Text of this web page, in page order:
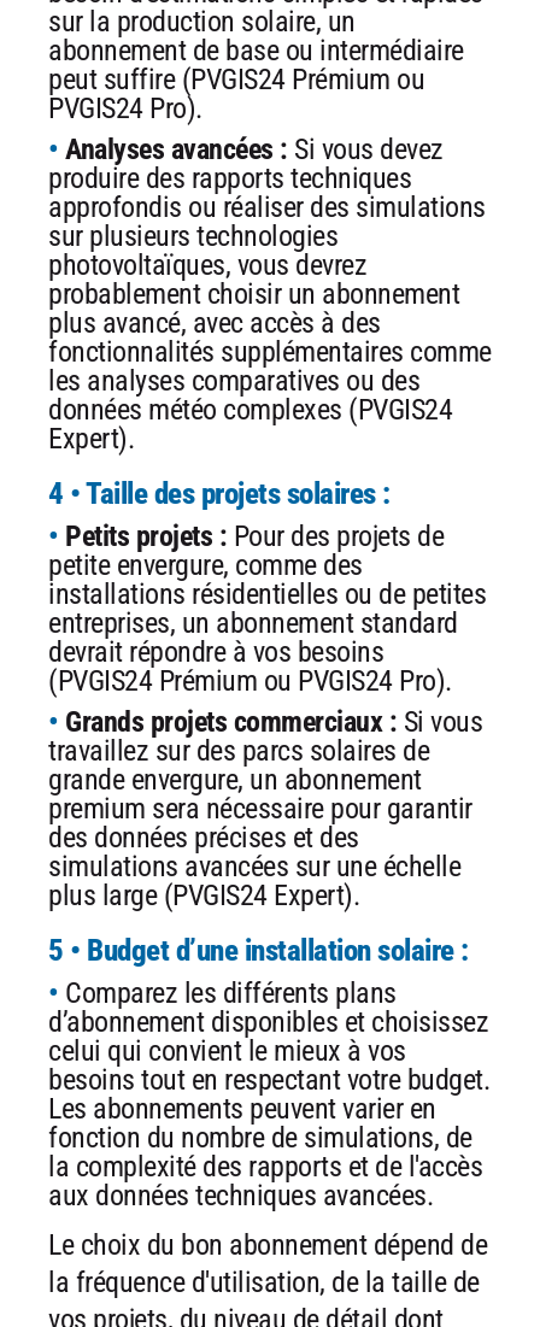
sur la production solaire, un
abonnement de base ou intermédiaire
peut suffire (PVGIS24 Prémium ou
PVGIS24 Pro).
Analyses avancées : Si vous devez
produire des rapports techniques
approfondis ou réaliser des simulations
sur plusieurs technologies
photovoltaïques, vous devrez
probablement choisir un abonnement
plus avancé, avec accès à des
fonctionnalités supplémentaires comme
les analyses comparatives ou des
données météo complexes (PVGIS24
Expert).
4 • Taille des projets solaires :
Petits projets : Pour des projets de
petite envergure, comme des
installations résidentielles ou de petites
entreprises, un abonnement standard
devrait répondre à vos besoins
(PVGIS24 Prémium ou PVGIS24 Pro).
Grands projets commerciaux : Si vous
travaillez sur des parcs solaires de
grande envergure, un abonnement
premium sera nécessaire pour garantir
des données précises et des
simulations avancées sur une échelle
plus large (PVGIS24 Expert).
5 • Budget d’une installation solaire :
Comparez les différents plans
d’abonnement disponibles et choisissez
celui qui convient le mieux à vos
besoins tout en respectant votre budget.
Les abonnements peuvent varier en
fonction du nombre de simulations, de
la complexité des rapports et de l'accès
aux données techniques avancées.
Le choix du bon abonnement dépend de
la fréquence d'utilisation, de la taille de
vos projets, du niveau de détail dont